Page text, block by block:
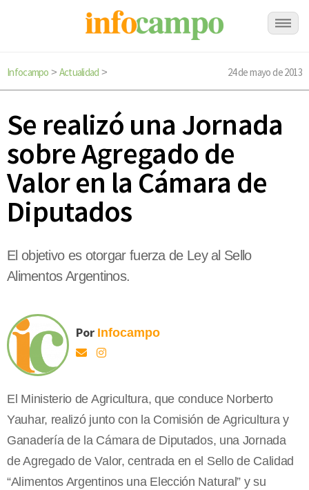
Infocampo > Actualidad > 24 de mayo de 2013
Se realizó una Jornada
sobre Agregado de
Valor en la Cámara de
Diputados
El objetivo es otorgar fuerza de Ley al Sello
Alimentos Argentinos.
Por Infocampo
El Ministerio de Agricultura, que conduce Norberto
Yauhar, realizó junto con la Comisión de Agricultura y
Ganadería de la Cámara de Diputados, una Jornada
de Agregado de Valor, centrada en el Sello de Calidad
“Alimentos Argentinos una Elección Natural” y su